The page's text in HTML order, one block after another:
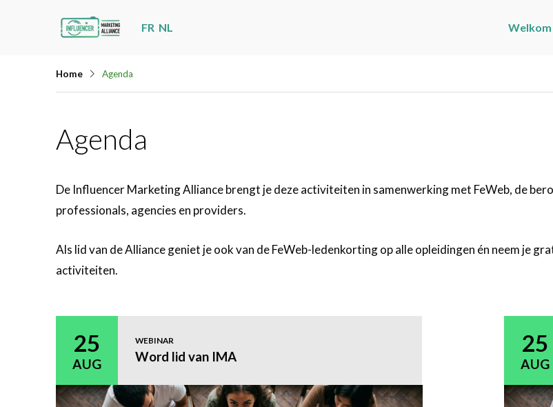
content
FR NL Welkom
Home Agenda
Agenda
De Influencer Marketing Alliance brengt je deze activiteiten in samenwerking met FeWeb, de
professionals, agencies en providers.
Als lid van de Alliance geniet je ook van de FeWeb-ledenkorting op alle opleidingen én neem je
activiteiten.
25
AUG
WEBINAR
Word lid van IMA 25
AUG